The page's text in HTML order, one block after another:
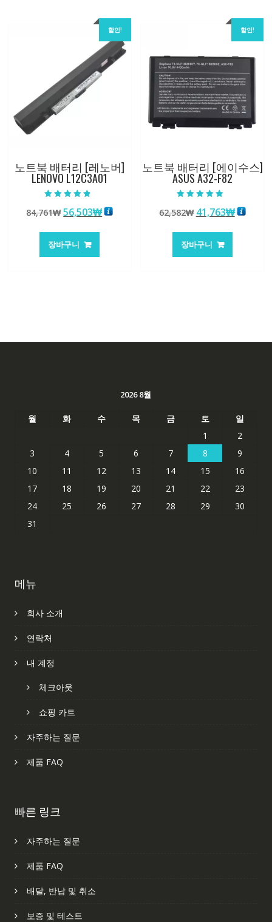
할인!
노트북 배터리 [레노버]
LENOVO L12C3A01
4.50
로 평가됨
84,761₩원
가
격:
56,503₩현
장바구니
할인!
노트북 배터리 [에이수스]
ASUS A32-F82
5.00
로 평가됨
62,582₩ 원
가
격:
41,763₩현
장바구니
2026 8월
월 화 수 목 금 토
일
1
2
3
4 5 6 7 8
9
10
11 12 13 14 15
16
17
18 19 20 21 22
23
24
25 26 27 28 29
30
31
메뉴
회사 소개
연락처
내 계정
체크아웃
쇼핑 카트
자주하는 질문
제품 FAQ
빠른 링크
자주하는 질문
제품 FAQ
배달, 반납 및 취소
보증 및 테스트